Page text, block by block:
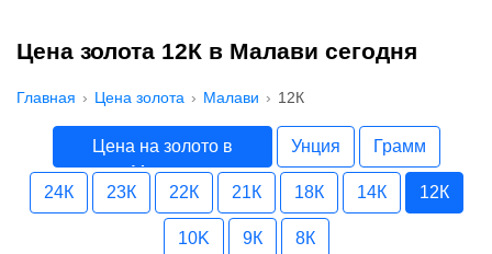
Цена золота 12К в Малави сегодня
Главная Цена золота Малави 12К
Цена на золото в
Малави
Унция Грамм
24К 23К 22К 21К 18К 14К 12К
10K 9К 8К